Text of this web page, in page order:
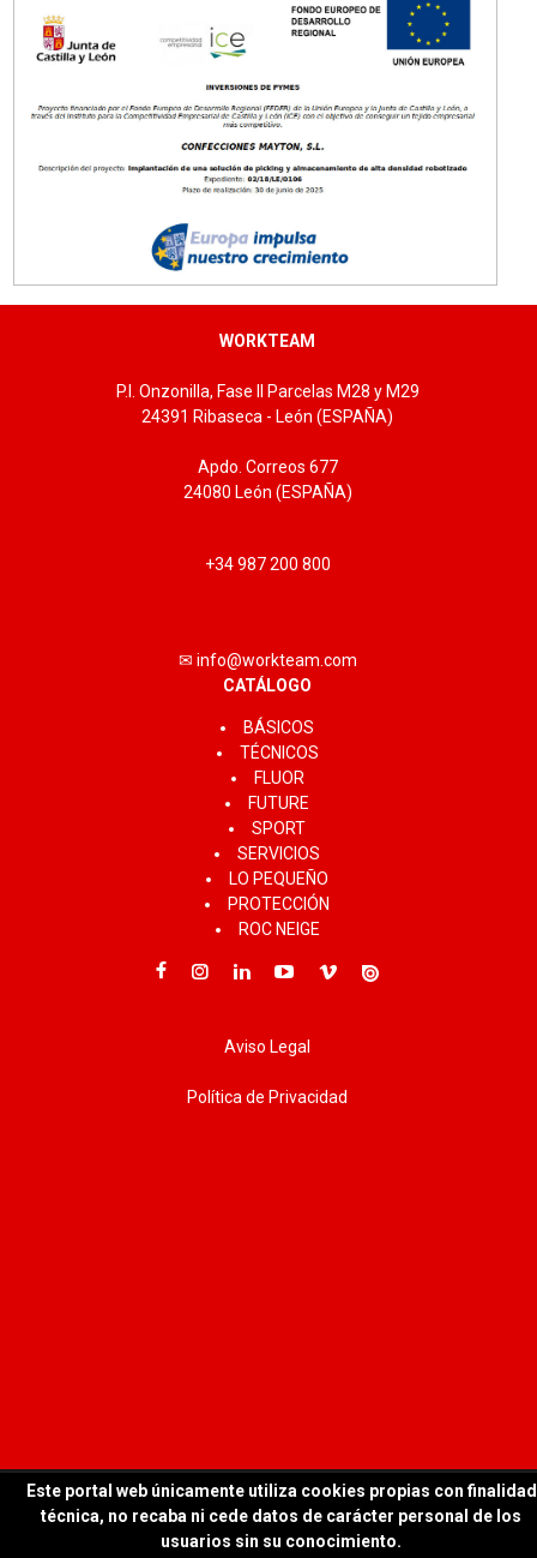
WORKTEAM
P.I. Onzonilla, Fase II Parcelas M28 y M29
24391 Ribaseca - León (ESPAÑA)
Apdo. Correos 677
24080 León (ESPAÑA)
+34 987 200 800
✉ info@workteam.com
CATÁLOGO
BÁSICOS
TÉCNICOS
FLUOR
FUTURE
SPORT
SERVICIOS
LO PEQUEÑO
PROTECCIÓN
ROC NEIGE
Aviso Legal
Política de Privacidad
© 2026 WORKTEAM | Todos los derechos reservados
Este portal web únicamente utiliza cookies propias con finalidad
técnica, no recaba ni cede datos de carácter personal de los
usuarios sin su conocimiento.